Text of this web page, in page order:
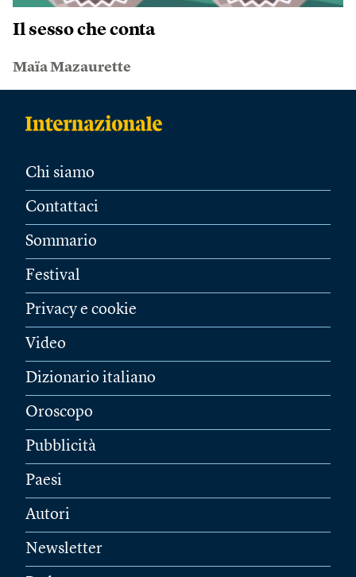
Il sesso che conta
Maïa Mazaurette
Chi siamo
Contattaci
Sommario
Festival
Privacy e cookie
Video
Dizionario italiano
Oroscopo
Pubblicità
Paesi
Autori
Newsletter